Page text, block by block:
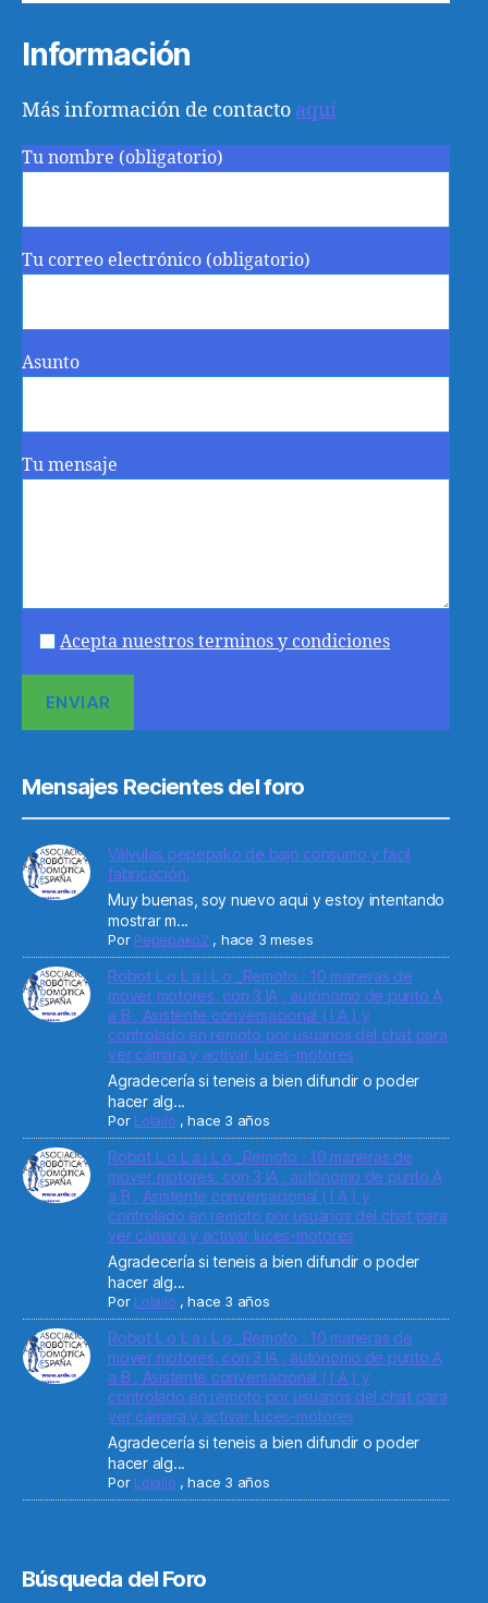
Información
Más información de contacto aquí
Tu nombre (obligatorio)
Tu correo electrónico (obligatorio)
Asunto
Tu mensaje
Acepta nuestros terminos y condiciones
Mensajes Recientes del foro
Válvulas pepepako de bajo consumo y fácil
fabricación.
Muy buenas, soy nuevo aqui y estoy intentando
mostrar m...
Por Pepepako2 , hace 3 meses
Robot L o L a i L o _Remoto : 10 maneras de
mover motores. con 3 IA , autónomo de punto A
a B , Asistente conversacional ( I A ) y
controlado en remoto por usuarios del chat para
ver cámara y activar luces-motores
Agradecería si teneis a bien difundir o poder
hacer alg...
Por Lolailo ,hace 3 años
Robot L o L a i L o _Remoto : 10 maneras de
mover motores. con 3 IA , autónomo de punto A
a B , Asistente conversacional ( I A ) y
controlado en remoto por usuarios del chat para
ver cámara y activar luces-motores
Agradecería si teneis a bien difundir o poder
hacer alg...
Por Lolailo ,hace 3 años
Robot L o L a i L o _Remoto : 10 maneras de
mover motores. con 3 IA , autónomo de punto A
a B , Asistente conversacional ( I A ) y
controlado en remoto por usuarios del chat para
ver cámara y activar luces-motores
Agradecería si teneis a bien difundir o poder
hacer alg...
Por Lolailo ,hace 3 años
Búsqueda del Foro